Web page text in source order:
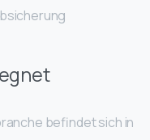
befindet sich in